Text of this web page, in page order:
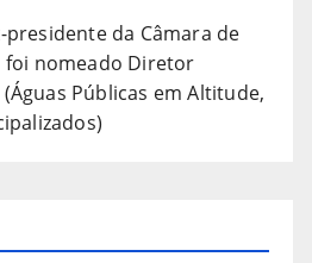
presidente da Câmara de
foi nomeado Diretor
(Águas Públicas em Altitude,